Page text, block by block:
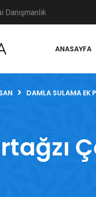
ANASAYFA
DAMLA SULAMA EK